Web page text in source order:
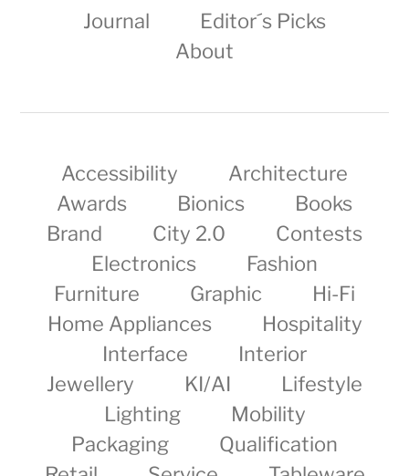
Journal
Editor´s Picks
About
Accessibility
Architecture
Awards
Bionics
Books
Brand
City 2.0
Contests
Electronics
Fashion
Furniture
Graphic
Hi-Fi
Home Appliances
Hospitality
Interface
Interior
Jewellery
KI/AI
Lifestyle
Lighting
Mobility
Packaging
Qualification